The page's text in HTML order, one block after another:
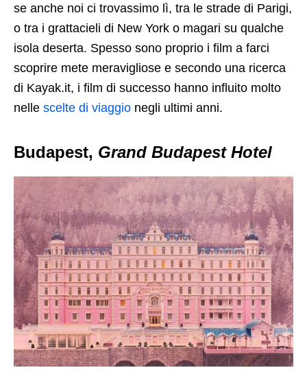
se anche noi ci trovassimo lì, tra le strade di Parigi,
o tra i grattacieli di New York o magari su qualche
isola deserta. Spesso sono proprio i film a farci
scoprire mete meravigliose e secondo una ricerca
di Kayak.it, i film di successo hanno influito molto
nelle scelte di viaggio negli ultimi anni.
Budapest, Grand Budapest Hotel